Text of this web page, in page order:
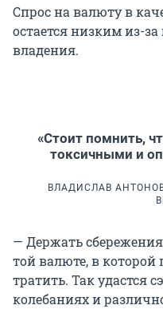
Спрос на валюту в
остается низким из-
владения.
«Стоит помнить,
токсичными и
ВЛАДИСЛАВ
— Держать
той валюте, в которой
тратить. Так удастся
колебаниях и